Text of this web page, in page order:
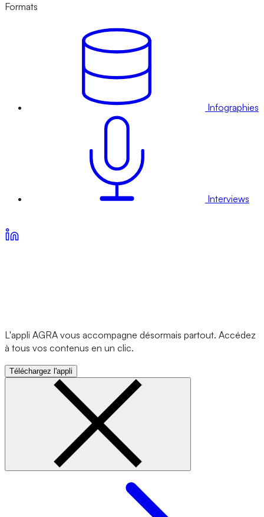
Formats
Infographies
Interviews
L'appli AGRA vous accompagne désormais partout. Accédez
à tous vos contenus en un clic.
Téléchargez l'appli